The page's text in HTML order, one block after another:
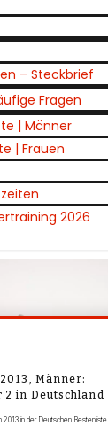
– Steckbrief
Fragen
| Männer
| Frauen
2026
Männer:
in Deutschland
2013 in der Deutschen Bestenliste